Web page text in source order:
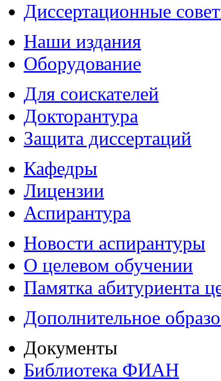
Диссертационные
Наши издания
Оборудование
Для соискателей
Докторантура
Защита диссертаций
Кафедры
Лицензии
Аспирантура
Новости аспирантуры
О целевом обучении
Памятка абитуриента
Дополнительное
Документы
Библиотека ФИАН